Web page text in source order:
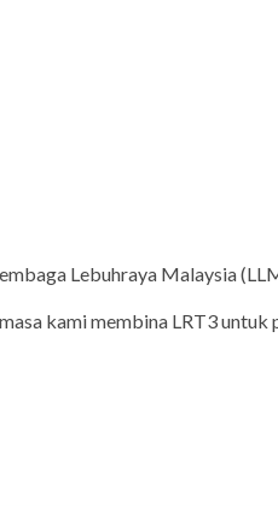
Lebuhraya Malaysia
kami membina LRT3 untuk